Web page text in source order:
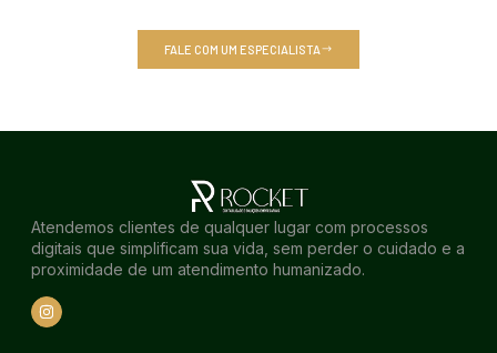
FALE COM UM ESPECIALISTA
Atendemos clientes de qualquer lugar com processos
digitais que simplificam sua vida, sem perder o cuidado e a
proximidade de um atendimento humanizado.